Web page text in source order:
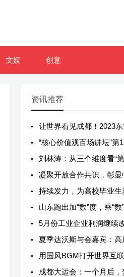
文娱 创意
资讯推荐
让世界看见成都！2023
“核心价值观百场讲坛”第
刘林涛：从三个维度看“
凝聚开放合作共识，彰显
持续发力，为高校毕业生
山东跑出加“数”度，乘“数
5月份工业企业利润继续
夏季达沃斯与会嘉宾：高
用国风BGM打开世界互
成都大运会：一个月后